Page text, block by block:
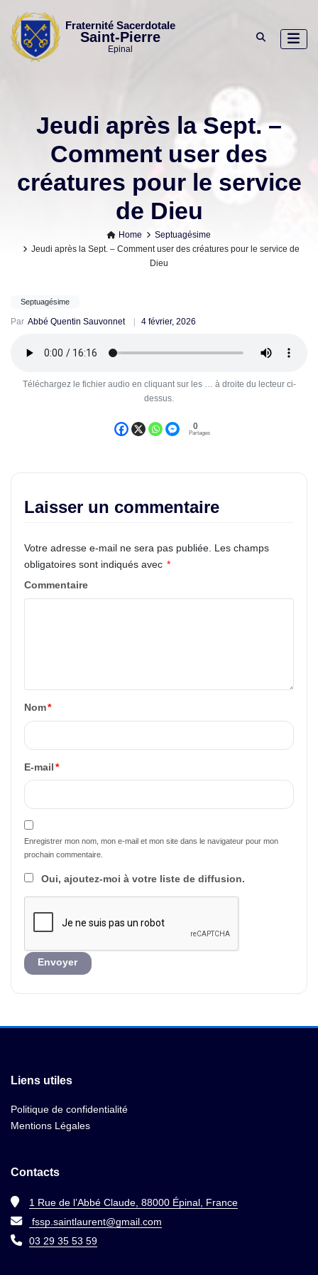
content
Fraternité Sacerdotale
Saint-Pierre
Epinal
Jeudi après la Sept. –
Comment user des
créatures pour le service
de Dieu
Home
Septuagésime
Jeudi après la Sept. – Comment user des créatures pour le service de
Dieu
Septuagésime
Par Abbé Quentin Sauvonnet 4 février, 2026
Téléchargez le fichier audio en cliquant sur les … à droite du lecteur ci-
dessus.
0
Partages
Laisser un commentaire
Votre adresse e-mail ne sera pas publiée.
Les champs
obligatoires sont indiqués avec *
Commentaire
Nom*
E-mail *
Enregistrer mon nom, mon e-mail et mon site dans le navigateur pour mon
prochain commentaire.
Oui, ajoutez-moi à votre liste de diffusion.
Liens utiles
Politique de confidentialité
Mentions Légales
Contacts
1 Rue de l’Abbé Claude, 88000 Épinal, France
fssp.saintlaurent@gmail.com
03 29 35 53 59